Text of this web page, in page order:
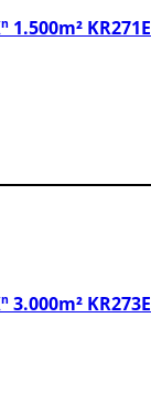
1.500m² KR271E
3.000m² KR273E